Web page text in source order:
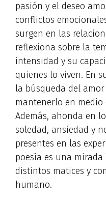
pasión y el deseo
conflictos
surgen en las
reflexiona sobre la
intensidad y su
quienes lo viven. En
la búsqueda del
mantenerlo en medio
Además, ahonda en
soledad, ansiedad y
presentes en las
poesía es una
distintos matices y
humano.